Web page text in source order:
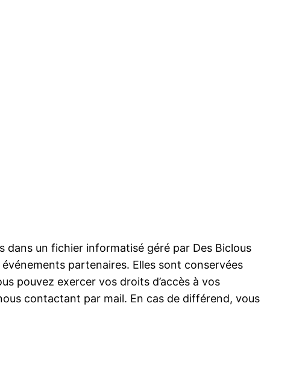
un fichier informatisé géré par Des Biclous
partenaires. Elles sont conservées
pouvez exercer vos droits d’accès à vos
contactant par mail. En cas de différend, vous